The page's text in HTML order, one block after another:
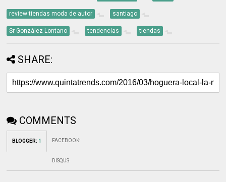
review tiendas moda de autor santiago
Sr González Lontano tendencias tiendas
SHARE:
COMMENTS
BLOGGER: 1 FACEBOOK:
DISQUS